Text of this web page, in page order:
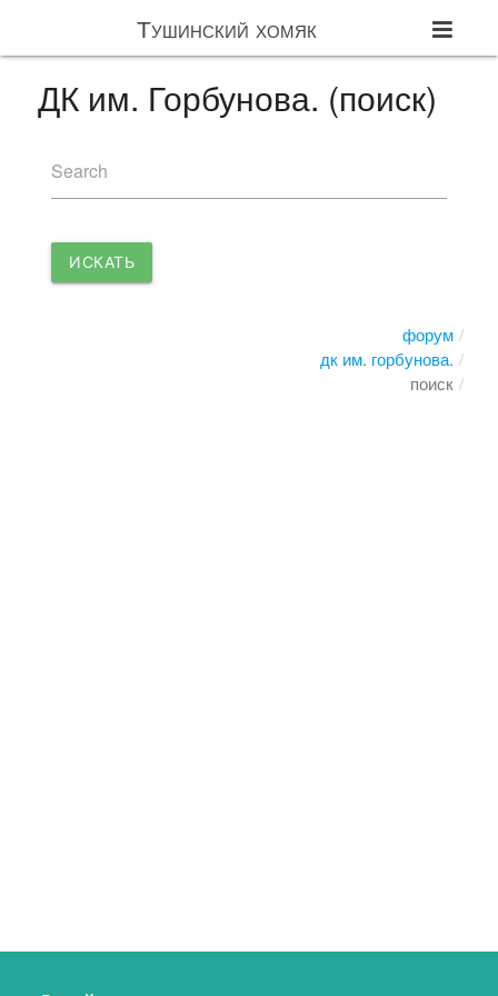
Тушинский хомяк
ДК им. Горбунова. (поиск)
Search
ИСКАТЬ
форум
дк им. горбунова.
поиск